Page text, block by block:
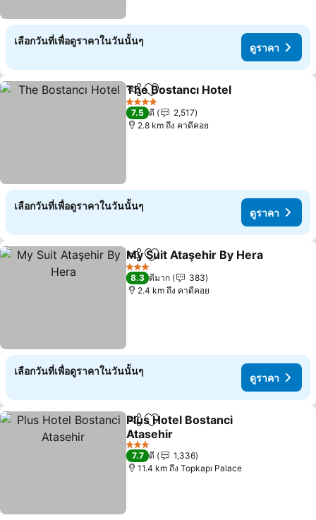
เลือกวันที่เพื่อดูราคาในวันนั้นๆ
ดูราคา
แชร์ เพิ่มในรายการโปรด
The Bostancı Hotel
4 ดาว
7.5 ดี
2,517
2.8 km ถึง คาดีคอย
เลือกวันที่เพื่อดูราคาในวันนั้นๆ
ดูราคา
แชร์ เพิ่มในรายการโปรด
My Suit Ataşehir By Hera
3 ดาว
8.3 ดีมาก
383
2.4 km ถึง คาดีคอย
เลือกวันที่เพื่อดูราคาในวันนั้นๆ
ดูราคา
แชร์ เพิ่มในรายการโปรด
Plus Hotel Bostanci
Atasehir
3 ดาว
7.7 ดี
1,336
11.4 km ถึง Topkapı Palace